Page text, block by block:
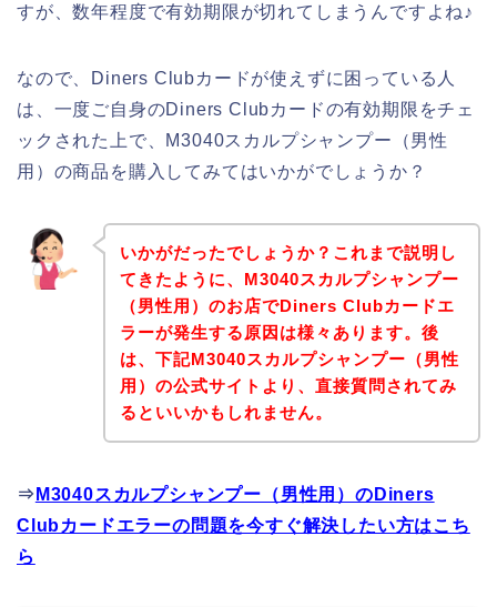
すが、数年程度で有効期限が切れてしまうんですよね♪
なので、Diners Clubカードが使えずに困っている人
は、一度ご自身のDiners Clubカードの有効期限をチェ
ックされた上で、M3040スカルプシャンプー（男性
用）の商品を購入してみてはいかがでしょうか？
いかがだったでしょうか？これまで説明し
てきたように、M3040スカルプシャンプー
（男性用）のお店でDiners Clubカードエ
ラーが発生する原因は様々あります。後
は、下記M3040スカルプシャンプー（男性
用）の公式サイトより、直接質問されてみ
るといいかもしれません。
⇒ M3040スカルプシャンプー（男性用）のDiners
Clubカードエラーの問題を今すぐ解決したい方はこち
ら